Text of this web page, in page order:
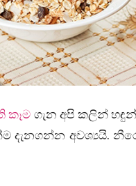
කෑම ගැන අපි කලින්
දැනගන්න අවශ්‍යයි.